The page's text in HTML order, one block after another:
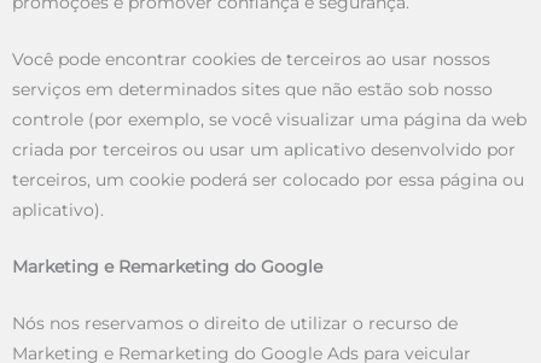
Você pode encontrar cookies de terceiros ao usar nossos
serviços em determinados sites que não estão sob nosso
controle (por exemplo, se você visualizar uma página da web
criada por terceiros ou usar um aplicativo desenvolvido por
terceiros, um cookie poderá ser colocado por essa página ou
aplicativo).
Marketing e Remarketing do Google
Nós nos reservamos o direito de utilizar o recurso de
Marketing e Remarketing do Google Ads para veicular